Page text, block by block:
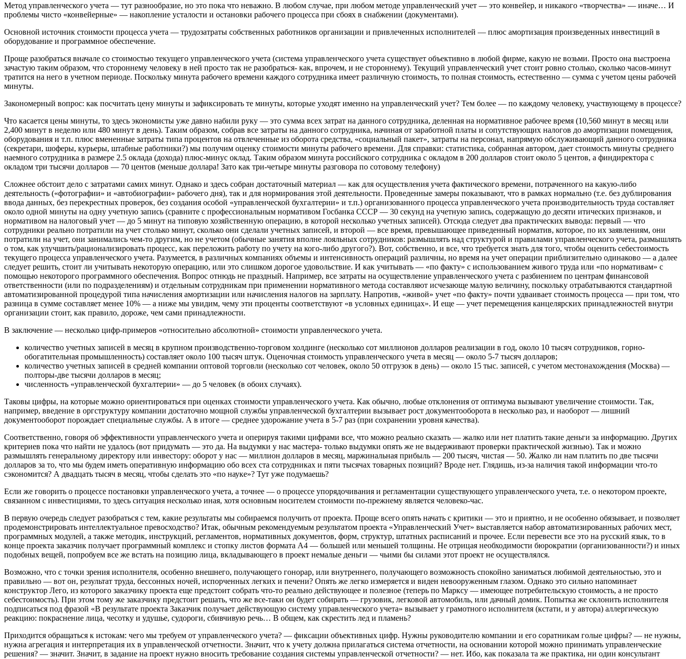
Метод управленческого учета — тут разнообразие, но это пока что неважно. В любом случае, при любом методе управленческий учет — это конвейер, и никакого «творчества» — иначе… И
проблемы чисто «конвейерные» — накопление усталости и остановки рабочего процесса при сбоях в снабжении (документами).
Основной источник стоимости процесса учета — трудозатраты собственных работников организации и привлеченных исполнителей — плюс амортизация произведенных инвестиций в
оборудование и программное обеспечение.
Проще разобраться вначале со стоимостью текущего управленческого учета (система управленческого учета существует объективно в любой фирме, какую не возьми. Просто она выстроена
зачастую таким образом, что стороннему человеку в ней просто так не разобраться- как, впрочем, и не стороннему). Текущий управленческий учет стоит ровно столько, сколько часов-минут
тратится на него в учетном периоде. Поскольку минута рабочего времени каждого сотрудника имеет различную стоимость, то полная стоимость, естественно — сумма с учетом цены рабочей
минуты.
Закономерный вопрос: как посчитать цену минуты и зафиксировать те минуты, которые уходят именно на управленческий учет? Тем более — по каждому человеку, участвующему в процессе?
Что касается цены минуты, то здесь экономисты уже давно набили руку — это сумма всех затрат на данного сотрудника, деленная на нормативное рабочее время (10,560 минут в месяц или
2,400 минут в неделю или 480 минут в день). Таким образом, собрав все затраты на данного сотрудника, начиная от заработной платы и сопутствующих налогов до амортизации помещения,
оборудования и т.п. плюс вмененные затраты типа процентов на отвлеченные из оборота средства, «социальный пакет», затраты на персонал, напрямую обслуживающий данного сотрудника
(секретари, шоферы, курьеры, штабные работники?) мы получим оценку стоимости минуты рабочего времени. Для справки: статистика, собранная автором, дает стоимость минуты среднего
наемного сотрудника в размере 2.5 оклада (дохода) плюс-минус оклад. Таким образом минута российского сотрудника с окладом в 200 долларов стоит около 5 центов, а финдиректора с
окладом три тысячи долларов — 70 центов (меньше доллара! Зато как три-четыре минуты разговора по сотовому телефону)
Сложнее обстоит дело с затратами самих минут. Однако и здесь собран достаточный материал — как для осуществления учета фактического времени, потраченного на какую-либо
деятельность («фотографии» и «автобиографии» рабочего дня), так и для нормирования этой деятельности. Проведенные замеры показывают, что в рамках нормально (т.е. без дублирования
ввода данных, без перекрестных проверок, без создания особой «управленческой бухгалтерии» и т.п.) организованного процесса управленческого учета производительность труда составляет
около одной минуты на одну учетную запись (сравните с профессиональным нормативом Госбанка СССР — 30 секунд на учетную запись, содержащую до десяти итических признаков, и
нормативом на налоговый учет — до 5 минут на типовую хозяйственную операцию, в которой несколько учетных записей). Отсюда следует два практических вывода: первый — что
сотрудники реально потратили на учет столько минут, сколько они сделали учетных записей, и второй — все время, превышающее приведенный норматив, которое, по их заявлениям, они
потратили на учет, они занимались чем-то другим, но не учетом (обычные занятия вполне лояльных сотрудников: размышлять над структурой и правилами управленческого учета, размышлять
о том, как улучшить/рационализировать процесс, как переложить работу по учету на кого-либо другого?). Вот, собственно, и все, что требуется знать для того, чтобы оценить себестоимость
текущего процесса управленческого учета. Разумеется, в различных компаниях объемы и интенсивность операций различны, но время на учет операции приблизительно одинаково — а далее
следует решить, стоит ли учитывать некоторую операцию, или это слишком дорогое удовольствие. И как учитывать — «по факту» с использованием живого труда или «по нормативам» с
помощью некоторого программного обеспечения. Вопрос отнюдь не праздный. Например, все затраты на осуществление управленческого учета с разбиением по центрам финансовой
ответственности (или по подразделениям) и отдельным сотрудникам при применении нормативного метода составляют исчезающе малую величину, поскольку отрабатываются стандартной
автоматизированной процедурой типа начисления амортизации или начисления налогов на зарплату. Напротив, «живой» учет «по факту» почти удваивает стоимость процесса — при том, что
разница в сумме составляет менее 10% — а ниже мы увидим, чему эти проценты соответствуют «в условных единицах». И еще — учет перемещения канцелярских принадлежностей внутри
организации стоит, как правило, дороже, чем сами принадлежности.
В заключение — несколько цифр-примеров «относительно абсолютной» стоимости управленческого учета.
количество учетных записей в месяц в крупном производственно-торговом холдинге (несколько сот миллионов долларов реализации в год, около 10 тысяч сотрудников, горно-
обогатительная промышленность) составляет около 100 тысяч штук. Оценочная стоимость управленческого учета в месяц — около 5-7 тысяч долларов;
количество учетных записей в средней компании оптовой торговли (несколько сот человек, около 50 отгрузок в день) — около 15 тыс. записей, с учетом местонахождения (Москва) —
полторы-две тысячи долларов в месяц;
численность «управленческой бухгалтерии» — до 5 человек (в обоих случаях).
Таковы цифры, на которые можно ориентироваться при оценках стоимости управленческого учета. Как обычно, любые отклонения от оптимума вызывают увеличение стоимости. Так,
например, введение в оргструктуру компании достаточно мощной службы управленческой бухгалтерии вызывает рост документооборота в несколько раз, и наоборот — лишний
документооборот порождает специальные службы. А в итоге — среднее удорожание учета в 5-7 раз (при сохранении уровня качества).
Соответственно, говоря об эффективности управленческого учета и оперируя такими цифрами все, что можно реально сказать — жалко или нет платить такие деньги за информацию. Других
критериев пока что найти не удалось (вот придумать — это да. На выдумки у нас мастера- только выдумки опять же не выдерживают проверки практической жизнью). Так и можно
размышлять генеральному директору или инвестору: оборот у нас — миллион долларов в месяц, маржинальная прибыль — 200 тысяч, чистая — 50. Жалко ли нам платить по две тысячи
долларов за то, что мы будем иметь оперативную информацию обо всех ста сотрудниках и пяти тысячах товарных позиций? Вроде нет. Глядишь, из-за наличия такой информации что-то
сэкономится? А двадцать тысяч в месяц, чтобы сделать это «по науке»? Тут уже подумаешь?
Если же говорить о процессе постановки управленческого учета, а точнее — о процессе упорядочивания и регламентации существующего управленческого учета, т.е. о некотором проекте,
связанном с инвестициями, то здесь ситуация несколько иная, хотя основным носителем стоимости по-прежнему является человеко-час.
В первую очередь следует разобраться с тем, какие результаты мы собираемся получить от проекта. Проще всего опять начать с критики — это и приятно, и не особенно обязывает, и позволяет
продемонстрировать интеллектуальное превосходство? Итак, обычным рекомендуемым результатом проекта «Управленческий Учет» выставляется набор автоматизированных рабочих мест,
программных модулей, а также методик, инструкций, регламентов, нормативных документов, форм, структур, штатных расписаний и прочее. Если перевести все это на русский язык, то в
конце проекта заказчик получает программный комплекс и стопку листов формата А4 — большей или меньшей толщины. Не отрицая необходимости бюрократии (организованности?) и иных
подобных вещей, попробуем все же встать на позицию лица, вкладывающего в проект немалые деньги — чьими бы силами этот проект не осуществлялся.
Возможно, что с точки зрения исполнителя, особенно внешнего, получающего гонорар, или внутреннего, получающего возможность спокойно заниматься любимой деятельностью, это и
правильно — вот он, результат труда, бессонных ночей, испорченных легких и печени? Опять же легко измеряется и виден невооруженным глазом. Однако это сильно напоминает
конструктор Лего, из которого заказчику проекта еще предстоит собрать что-то реально действующее и полезное (теперь по Марксу — имеющее потребительскую стоимость, а не просто
себестоимость). При этом тому же заказчику предстоит решать, что же все-таки он будет собирать — грузовик, легковой автомобиль, или дачный домик. Попытка же склонить исполнителя
подписаться под фразой «В результате проекта Заказчик получает действующую систему управленческого учета» вызывает у грамотного исполнителя (кстати, и у автора) аллергическую
реакцию: покраснение лица, чесотку и удушье, судороги, сбивчивую речь… В общем, как скрестить лед и пламень?
Приходится обращаться к истокам: чего мы требуем от управленческого учета? — фиксации объективных цифр. Нужны руководителю компании и его соратникам голые цифры? — не нужны,
нужна агрегация и интерпретация их в управленческой отчетности. Значит, что к учету должна прилагаться система отчетности, на основании которой можно принимать управленческие
решения? — значит. Значит, в задание на проект нужно вносить требование создания системы управленческой отчетности? — нет. Ибо, как показала та же практика, ни один консультант